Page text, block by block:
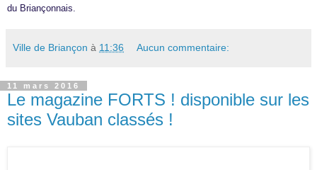
du Briançonnais.
Ville de Briançon à 11:36 Aucun commentaire:
11 mars 2016
Le magazine FORTS ! disponible sur les
sites Vauban classés !